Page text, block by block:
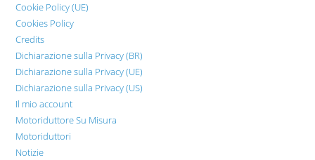
Cookie Policy (UE)
Cookies Policy
Credits
Dichiarazione sulla Privacy (BR)
Dichiarazione sulla Privacy (UE)
Dichiarazione sulla Privacy (US)
Il mio account
Motoriduttore Su Misura
Motoriduttori
Notizie